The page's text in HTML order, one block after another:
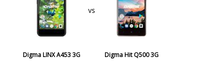
Digma LINX A453 3G
vs
Digma Hit Q500 3G